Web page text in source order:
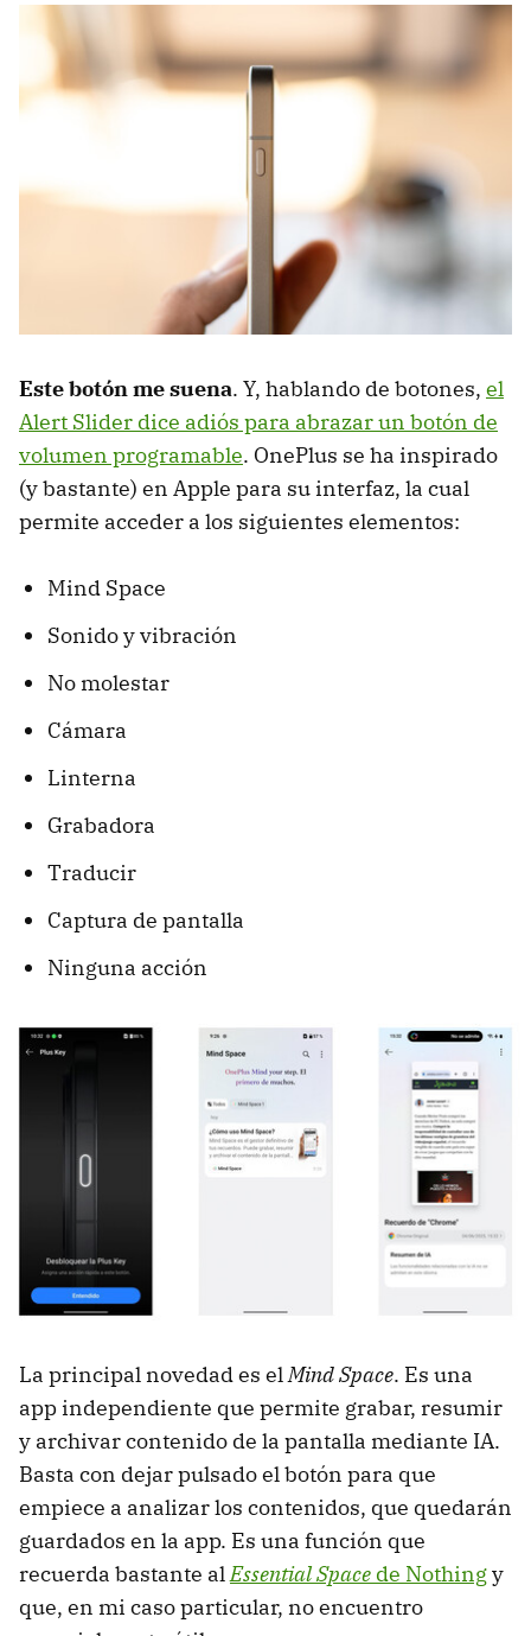
Este botón me suena. Y, hablando de botones, el
Alert Slider dice adiós para abrazar un botón de
volumen programable. OnePlus se ha inspirado
(y bastante) en Apple para su interfaz, la cual
permite acceder a los siguientes elementos:
Mind Space
Sonido y vibración
No molestar
Cámara
Linterna
Grabadora
Traducir
Captura de pantalla
Ninguna acción
La principal novedad es elMind Space. Es una
app independiente que permite grabar, resumir
y archivar contenido de la pantalla mediante IA.
Basta con dejar pulsado el botón para que
empiece a analizar los contenidos, que quedarán
guardados en la app. Es una función que
recuerda bastante alEssential Space de Nothingy
que, en mi caso particular, no encuentro